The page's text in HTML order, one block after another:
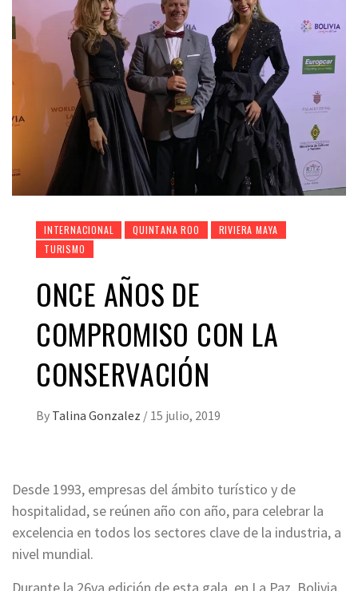
INTERNACIONAL QUINTANA ROO
RIVIERA MAYA
TURISMO
ONCE AÑOS DE
COMPROMISO CON LA
CONSERVACIÓN
By Talina Gonzalez / 15 julio, 2019
Desde 1993, empresas del ámbito turístico y de
hospitalidad, se reúnen año con año, para celebrar la
excelencia en todos los sectores clave de la industria, a
nivel mundial.
Durante la 26va edición de esta gala, en La Paz, Bolivia,